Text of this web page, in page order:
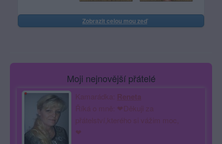
Zobrazit celou mou zeď
Moji nejnovější přátelé
Kamarádka: Reneta
Říká o mně: ❤Děkuji za
přátelství,kterého si vážim moc,
❤